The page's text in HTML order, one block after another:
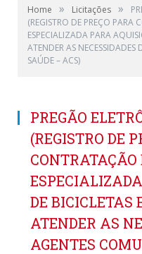
Home » Licitações »
(REGISTRO DE PREÇO PARA
ESPECIALIZADA PARA
ATENDER AS
SAÚDE – ACS)
PREGÃO
(REGISTRO DE
CONTRATAÇÃO
DE BICICLETAS
ATENDER AS
AGENTES